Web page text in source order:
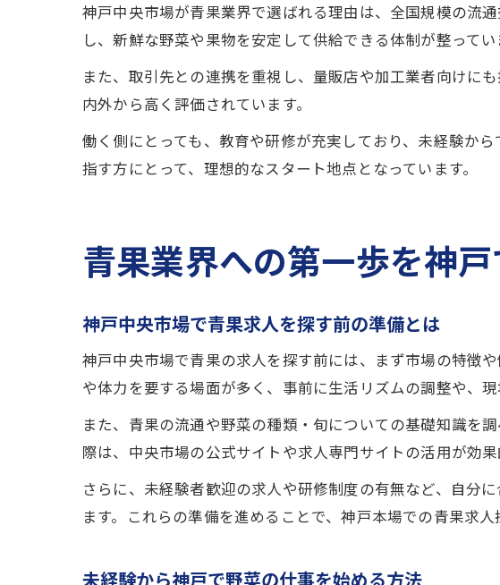
神戸中央市場が青果業界で選ばれる理由は、全国規模の流
し、新鮮な野菜や果物を安定して供給できる体制が整ってい
また、取引先との連携を重視し、量販店や加工業者向けに
内外から高く評価されています。
働く側にとっても、教育や研修が充実しており、未経験か
指す方にとって、理想的なスタート地点となっています。
青果業界への第一歩を神
神戸中央市場で青果求人を探す前の準備とは
神戸中央市場で青果の求人を探す前には、まず市場の特徴
や体力を要する場面が多く、事前に生活リズムの調整や、
また、青果の流通や野菜の種類・旬についての基礎知識を
際は、中央市場の公式サイトや求人専門サイトの活用が効果
さらに、未経験者歓迎の求人や研修制度の有無など、自分
ます。これらの準備を進めることで、神戸本場での青果求
未経験から神戸で野菜の仕事を始める方法